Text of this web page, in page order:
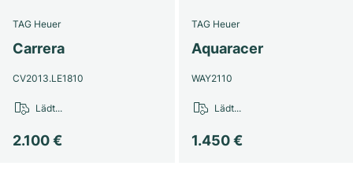
TAG Heuer
Carrera
CV2013.LE1810
2.100 €
Lädt...
TAG Heuer
Aquaracer
WAY2110
1.450 €
Lädt...